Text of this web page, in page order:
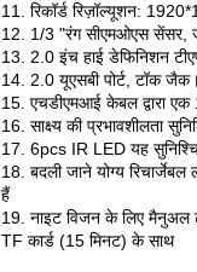
11. रिकॉर्ड रिज़ॉल्यूशन:
12. 1/3 "रंग सीएमओएस सेंसर,
13. 2.0 इंच हाई डेफिनिशन
14. 2.0 यूएसबी पोर्ट, टॉक जैक।
15. एचडीएमआई केबल द्वारा
16. साक्ष्य की प्रभावशीलता
17. 6pcs IR LED यह
18. बदली जाने योग्य
हैं
19. नाइट विजन के लिए मैनुअल
TF कार्ड (15 मिनट) के साथ